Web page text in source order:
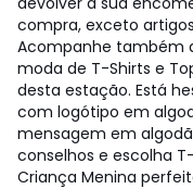
compra, exceto
Acompanhe também
moda de T-Shirts e
desta estação. Está
com logótipo em
mensagem em
conselhos e escolha
Criança Menina